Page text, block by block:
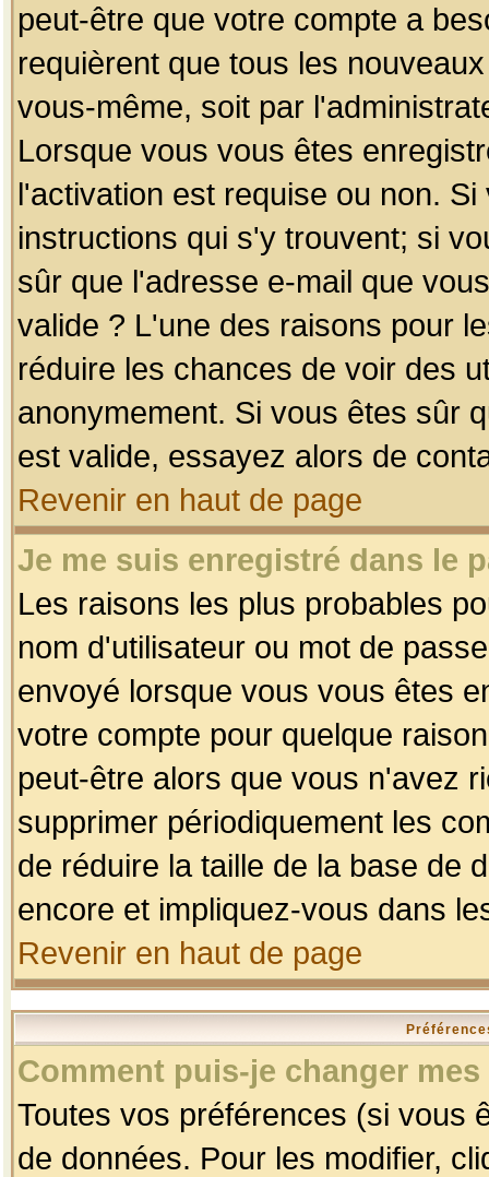
peut-être que votre compte a
requièrent que tous les
vous-même, soit par
Lorsque vous vous êtes
l'activation est requise ou non.
instructions qui s'y trouvent; si
sûr que l'adresse e-mail que
valide ? L'une des raisons pour
réduire les chances de voir des
anonymement. Si vous êtes sûr
est valide, essayez alors de
Revenir en haut de page
Je me suis enregistré dans le
Les raisons les plus probables
nom d'utilisateur ou mot de
envoyé lorsque vous vous êtes
votre compte pour quelque
peut-être alors que vous n'avez
supprimer périodiquement les
de réduire la taille de la base de
encore et impliquez-vous dans
Revenir en haut de page
Comment puis-je changer
Toutes vos préférences (si vous
de données. Pour les modifier,